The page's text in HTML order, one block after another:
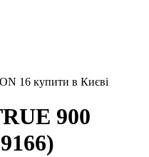
16 купити в Києві
900